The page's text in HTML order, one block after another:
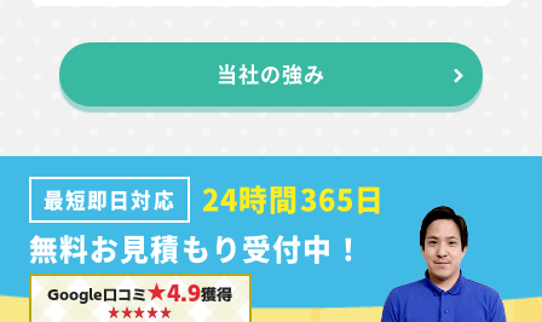
当社の強み
最短即日対応
24時間365日
無料お見積もり受付中！
Google口コミ★4.9獲得